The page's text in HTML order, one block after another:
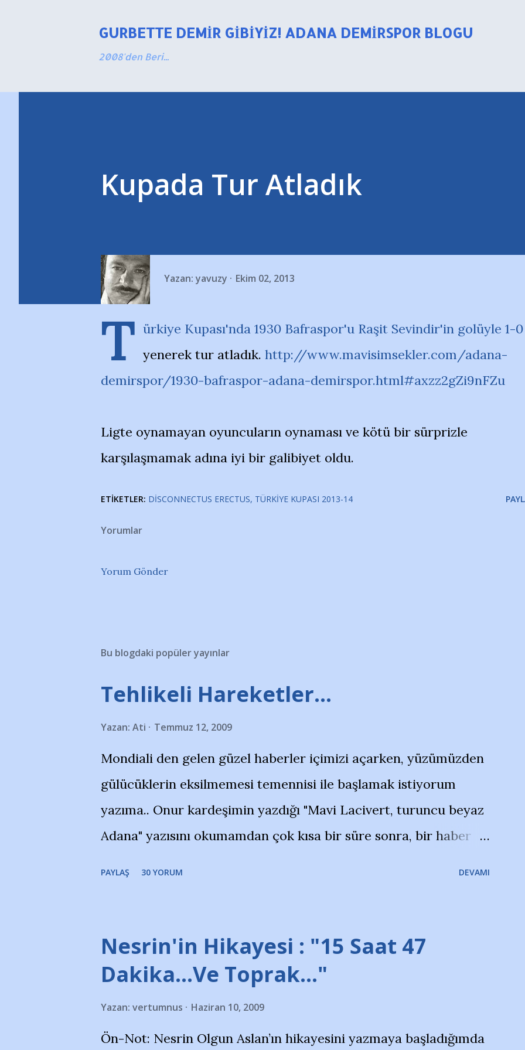
GURBETTE DEMIR GIBIYIZ! ADANA DEMIRSPOR BLOGU
2008'den Beri...
Kupada Tur Atladık
Yazan: yavuzy Ekim 02, 2013
T ürkiye Kupası'nda 1930 Bafraspor'u Raşit Sevindir'in golüyle 1-0
yenerek tur atladık. http://www.mavisimsekler.com/adana-
demirspor/1930-bafraspor-adana-demirspor.html#axzz2gZi9nFZu
Ligte oynamayan oyuncuların oynaması ve kötü bir sürprizle
karşılaşmamak adına iyi bir galibiyet oldu.
ETIKETLER: DISCONNECTUS ERECTUS TÜRKIYE KUPASI 2013-14
Yorumlar
Yorum Gönder
Bu blogdaki popüler yayınlar
Tehlikeli Hareketler...
Yazan: Ati Temmuz 12, 2009
Mondiali den gelen güzel haberler içimizi açarken, yüzümüzden
gülücüklerin eksilmemesi temennisi ile başlamak istiyorum
yazıma.. Onur kardeşimin yazdığı "Mavi Lacivert, turuncu beyaz
Adana" yazısını okumamdan çok kısa bir süre sonra, bir haber
stadı önünde yaklaşık 200 taraftarın toplanarak İstanbul
takımlarının Futbol okullarını ve ürünlerini Bursa şehrinde
görmek istemediklerini bir protesto eylemiyle açıkladıklarını
bildiriyordu.. Bu grup adına açıklama yapan şahsı muhterem(!)
''Açık ve net olarak söylüyoruz. Bu son uyarımızdır. Bunun
PAYLAŞ 30 YORUM DEVAMI
Nesrin'in Hikayesi : "15 Saat 47
Dakika…Ve Toprak…"
Yazan: vertumnus Haziran 10, 2009
Ön-Not: Nesrin Olgun Aslan’ın hikayesini yazmaya başladığımda